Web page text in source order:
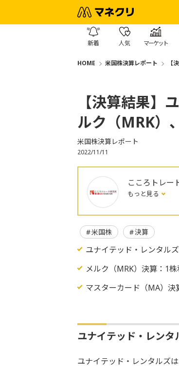
新着 人気 マーケット
HOME 米国株決算レポート 【
【決算結果】
ルク（MRK）
米国株決算レポート
2022/11/11
こころトレー
もっと見る
米国株 決算
ユナイテッド・レンタル
メルク（MRK）決算：1
マスターカード（MA）決
ユナイテッド・レン
ユナイテッド・レンタルズ